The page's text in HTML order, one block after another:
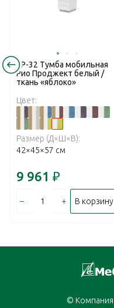
RP-32 Тумба мобильная
Рио Проджект белый /
ткань «яблоко»
Цвет:
Размер (Д×Ш×В):
42×45×57 см
9 961 ₽
– + В корзину
© Компания